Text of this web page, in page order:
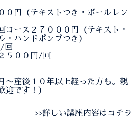
０円（テキストつき・ボールレン
コース２７０００円（テキスト・
・ハンドポンプつき）
回
５００円/回
〜産後１０年以上経った方も。親
迎です！）
>>詳しい講座内容はコチラ